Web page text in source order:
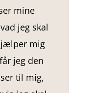
mine
jeg skal
mig
jeg den
til mig,